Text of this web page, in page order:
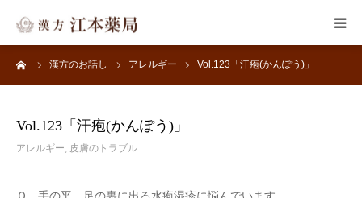
漢方のお話し アレルギー Vol.123「汗疱(かんぽう)」
Vol.123「汗疱(かんぽう)」
アレルギー, 皮膚のトラブル
HOME